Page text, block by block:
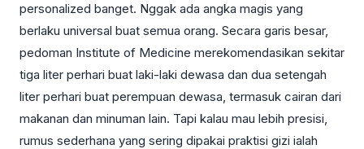
personalized banget. Nggak ada angka magis yang
berlaku universal buat semua orang. Secara garis besar,
pedoman Institute of Medicine merekomendasikan sekitar
tiga liter perhari buat laki-laki dewasa dan dua setengah
liter perhari buat perempuan dewasa, termasuk cairan dari
makanan dan minuman lain. Tapi kalau mau lebih presisi,
rumus sederhana yang sering dipakai praktisi gizi ialah